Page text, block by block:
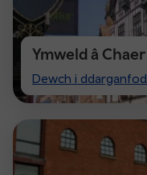
Ymweld â Chaer
Dewch i ddarganfod
Visit
Chester